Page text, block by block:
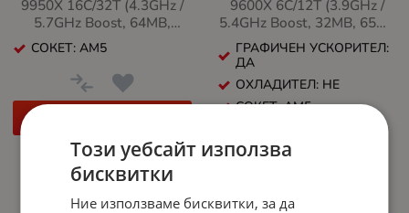
9950X 16C/32T (4.3GHz /
5.7GHz Boost, 64MB,
170W, AM5)
СОКЕТ: AM5
9600X 6C/12T (3.9GHz /
5.4GHz Boost, 32MB, 65W,
AM5)
ГРАФИЧЕН УСКОРИТЕЛ:
ДА
ОХЛАДИТЕЛ: НЕ
СОКЕТ: AM5
GHz
Този уебсайт използва
бисквитки
Ние използваме бисквитки, за да